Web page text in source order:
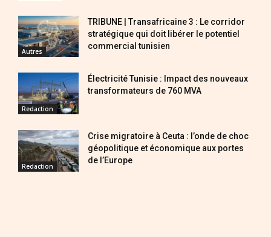
Autres
TRIBUNE | Transafricaine 3 : Le corridor
stratégique qui doit libérer le potentiel
commercial tunisien
Redaction
Électricité Tunisie : Impact des nouveaux
transformateurs de 760 MVA
Redaction
Crise migratoire à Ceuta : l’onde de choc
géopolitique et économique aux portes
de l’Europe